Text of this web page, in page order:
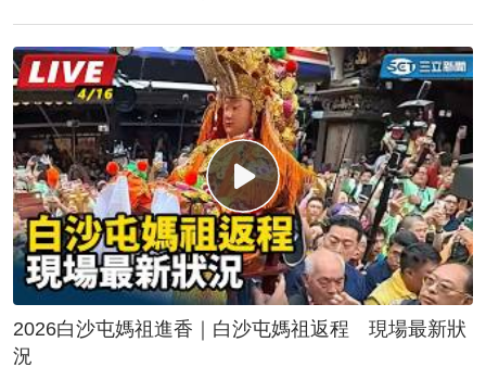
2026白沙屯媽祖進香｜白沙屯媽祖返程 現場最新狀
況